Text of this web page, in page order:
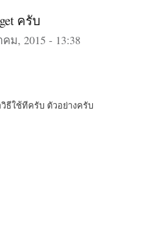
ครับ
ม, 2015 - 13:38
ธีใช้ทีครับ ตัวอย่างครับ